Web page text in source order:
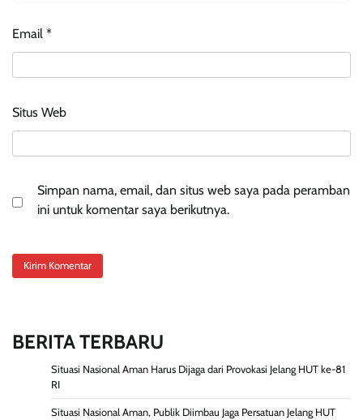
Email *
Situs Web
Simpan nama, email, dan situs web saya pada peramban
ini untuk komentar saya berikutnya.
BERITA TERBARU
Situasi Nasional Aman Harus Dijaga dari Provokasi Jelang HUT ke-81
RI
Situasi Nasional Aman, Publik Diimbau Jaga Persatuan Jelang HUT